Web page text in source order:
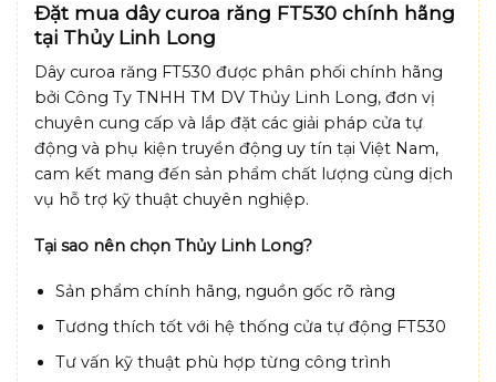
Đặt mua dây curoa răng FT530 chính hãng
tại Thủy Linh Long
Dây curoa răng FT530 được phân phối chính hãng
bởi Công Ty TNHH TM DV Thủy Linh Long, đơn vị
chuyên cung cấp và lắp đặt các giải pháp cửa tự
động và phụ kiện truyền động uy tín tại Việt Nam,
cam kết mang đến sản phẩm chất lượng cùng dịch
vụ hỗ trợ kỹ thuật chuyên nghiệp.
Tại sao nên chọn Thủy Linh Long?
Sản phẩm chính hãng, nguồn gốc rõ ràng
Tương thích tốt với hệ thống cửa tự động FT530
Tư vấn kỹ thuật phù hợp từng công trình